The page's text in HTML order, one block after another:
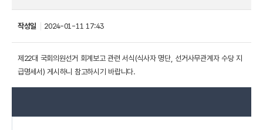
작성일 2024-01-11 17:43
제22대 국회의원선거 회계보고 관련 서식(식사자 명단, 선거사무관계자 수당 지
급명세서) 게시하니 참고하시기 바랍니다.